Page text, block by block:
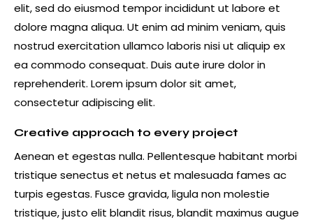
elit, sed do eiusmod tempor incididunt ut labore et
dolore magna aliqua. Ut enim ad minim veniam, quis
nostrud exercitation ullamco laboris nisi ut aliquip ex
ea commodo consequat. Duis aute irure dolor in
reprehenderit. Lorem ipsum dolor sit amet,
consectetur adipiscing elit.
Creative approach to every project
Aenean et egestas nulla. Pellentesque habitant morbi
tristique senectus et netus et malesuada fames ac
turpis egestas. Fusce gravida, ligula non molestie
tristique, justo elit blandit risus, blandit maximus augue